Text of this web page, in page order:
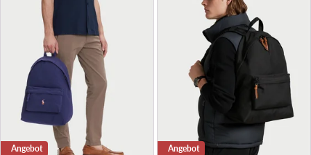
Angebot Angebot